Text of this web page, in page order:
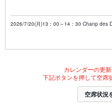
2026/7/20(月)13：00～14：30 Chanp des
カレンダーの更新
下記ボタンを押して空席
空席状況